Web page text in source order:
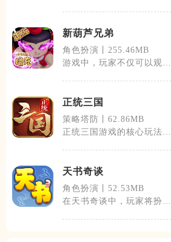
新葫芦兄弟
角色扮演丨255.46MB
游戏中，玩家不仅可以观赏
正统三国
策略塔防丨62.86MB
正统三国游戏的核心玩法围
天书奇谈
角色扮演丨52.53MB
在天书奇谈中，玩家将扮演